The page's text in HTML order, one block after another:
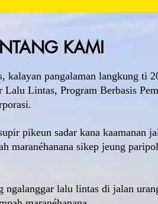
pangalaman langkung ti
Lintas, Program Berbasis
pikeun sadar kana kaamanan
maranéhanana sikep jeung
ngalanggar lalu lintas di jalan
KAMI